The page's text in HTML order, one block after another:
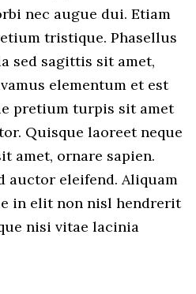
nec augue dui. Etiam
tristique. Phasellus
sed sagittis sit amet,
elementum et est
pretium turpis sit amet
Quisque laoreet neque
amet, ornare sapien.
auctor eleifend. Aliquam
in elit non nisl hendrerit
nisi vitae lacinia